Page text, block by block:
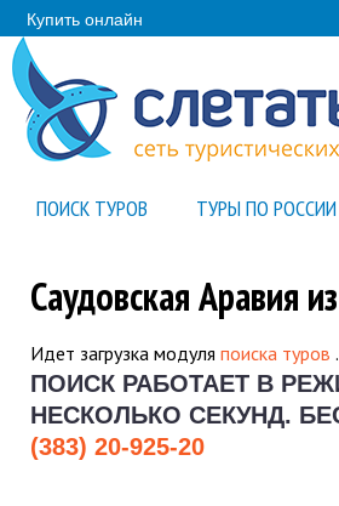
Купить онлайн
ПОИСК ТУРОВ ТУРЫ ПО РОССИИ
Саудовская Аравия
Идет загрузка модуля поиска туров
ПОИСК РАБОТАЕТ В
НЕСКОЛЬКО СЕКУНД.
(383) 20-925-20